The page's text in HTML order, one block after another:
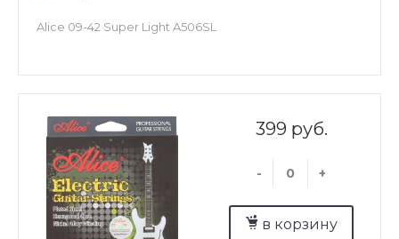
Alice 09-42 Super Light A506SL
399 руб.
- +
в корзину